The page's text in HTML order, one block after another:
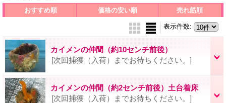
おすすめ順 価格の安い順 売れ筋順
表示件数:
カイメンの仲間（約10センチ前後）
[次回捕獲（入荷）までお待ちください。]
カイメンの仲間（約2センチ前後）土台着床
[次回捕獲（入荷）までお待ちください。]